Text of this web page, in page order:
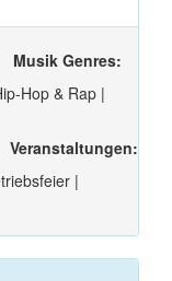
Musik Genres:
Hop & Rap |
Veranstaltungen:
|